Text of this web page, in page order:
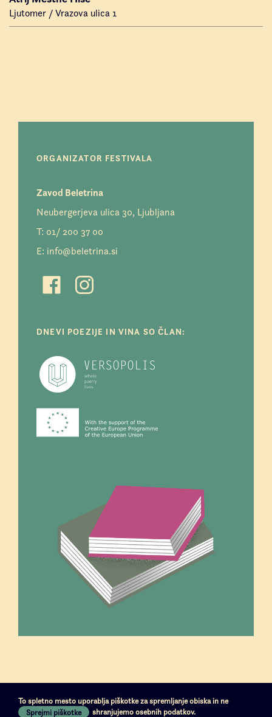
To spletno mesto uporablja piškotke za spremljanje obiska in ne
shranjujemo osebnih podatkov.
Sprejmi piškotke
Ljutomer / Vrazova ulica 1
ORGANIZATOR FESTIVALA
Zavod Beletrina
Neubergerjeva ulica 30, Ljubljana
T: 01/ 200 37 00
E: info@beletrina.si
DNEVI POEZIJE IN VINA SO ČLAN:
Pogoji uporabe